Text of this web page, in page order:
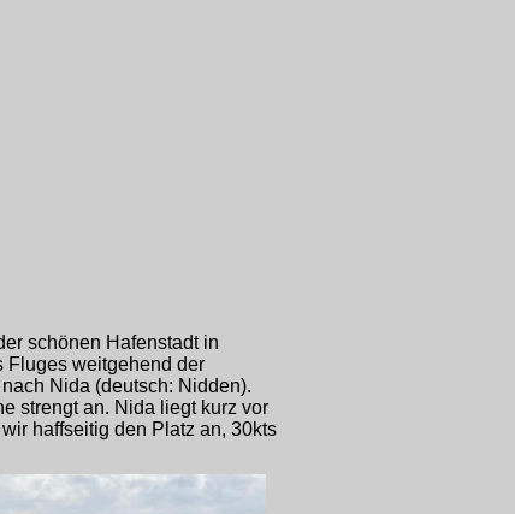
schönen Hafenstadt in
Fluges weitgehend der
Nida (deutsch: Nidden).
strengt an. Nida liegt kurz vor
haffseitig den Platz an, 30kts